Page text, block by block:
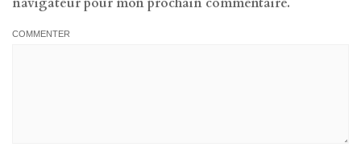
COMMENTER